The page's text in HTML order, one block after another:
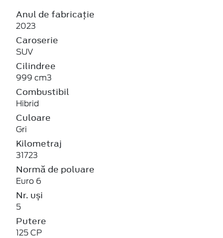
Anul de fabricație
2023
Caroserie
SUV
Cilindree
999 cm3
Combustibil
Hibrid
Culoare
Gri
Kilometraj
31723
Normă de poluare
Euro 6
Nr. uși
5
Putere
125 CP